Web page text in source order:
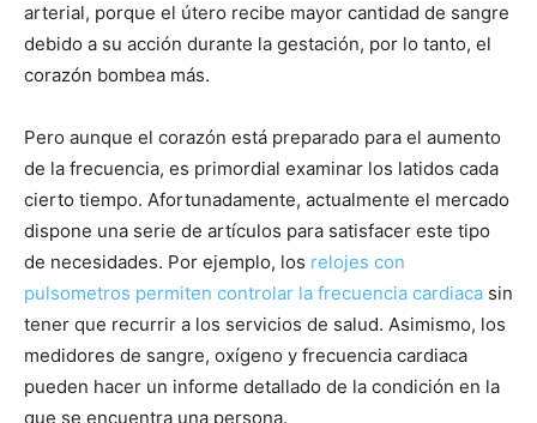
arterial, porque el útero recibe mayor cantidad de sangre
debido a su acción durante la gestación, por lo tanto, el
corazón bombea más.
Pero aunque el corazón está preparado para el aumento
de la frecuencia, es primordial examinar los latidos cada
cierto tiempo. Afortunadamente, actualmente el mercado
dispone una serie de artículos para satisfacer este tipo
de necesidades. Por ejemplo, los relojes con
pulsometros permiten controlar la frecuencia cardiaca sin
tener que recurrir a los servicios de salud. Asimismo, los
medidores de sangre, oxígeno y frecuencia cardiaca
pueden hacer un informe detallado de la condición en la
que se encuentra una persona.